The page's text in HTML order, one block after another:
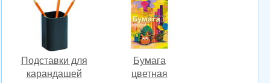
Подставки для
карандашей
Бумага
цветная